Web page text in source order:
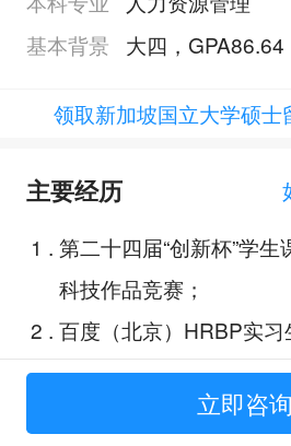
基本背景
大四，
领取新加坡国立大学硕士
主要经历
1 . 第二十四届“创新杯”学生
科技作品竞赛；
2 . 百度（北京）HRBP实习
3.建发集团（厦门）人力
立即咨询